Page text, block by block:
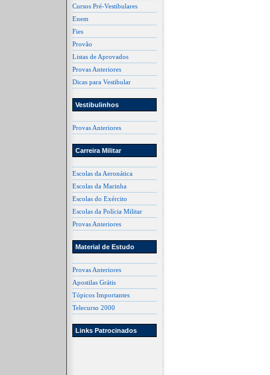
Cursos Pré-Vestibulares
Enem
Fies
Provão
Listas de Aprovados
Provas Anteriores
Dicas para Vestibular
Vestibulinhos
Provas Anteriores
Carreira Militar
Escolas da Aeronática
Escolas da Marinha
Escolas do Exército
Escolas da Polícia Militar
Provas Anteriores
Material de Estudo
Provas Anteriores
Apostilas Grátis
Tópicos Importantes
Telecurso 2000
Links Patrocinados